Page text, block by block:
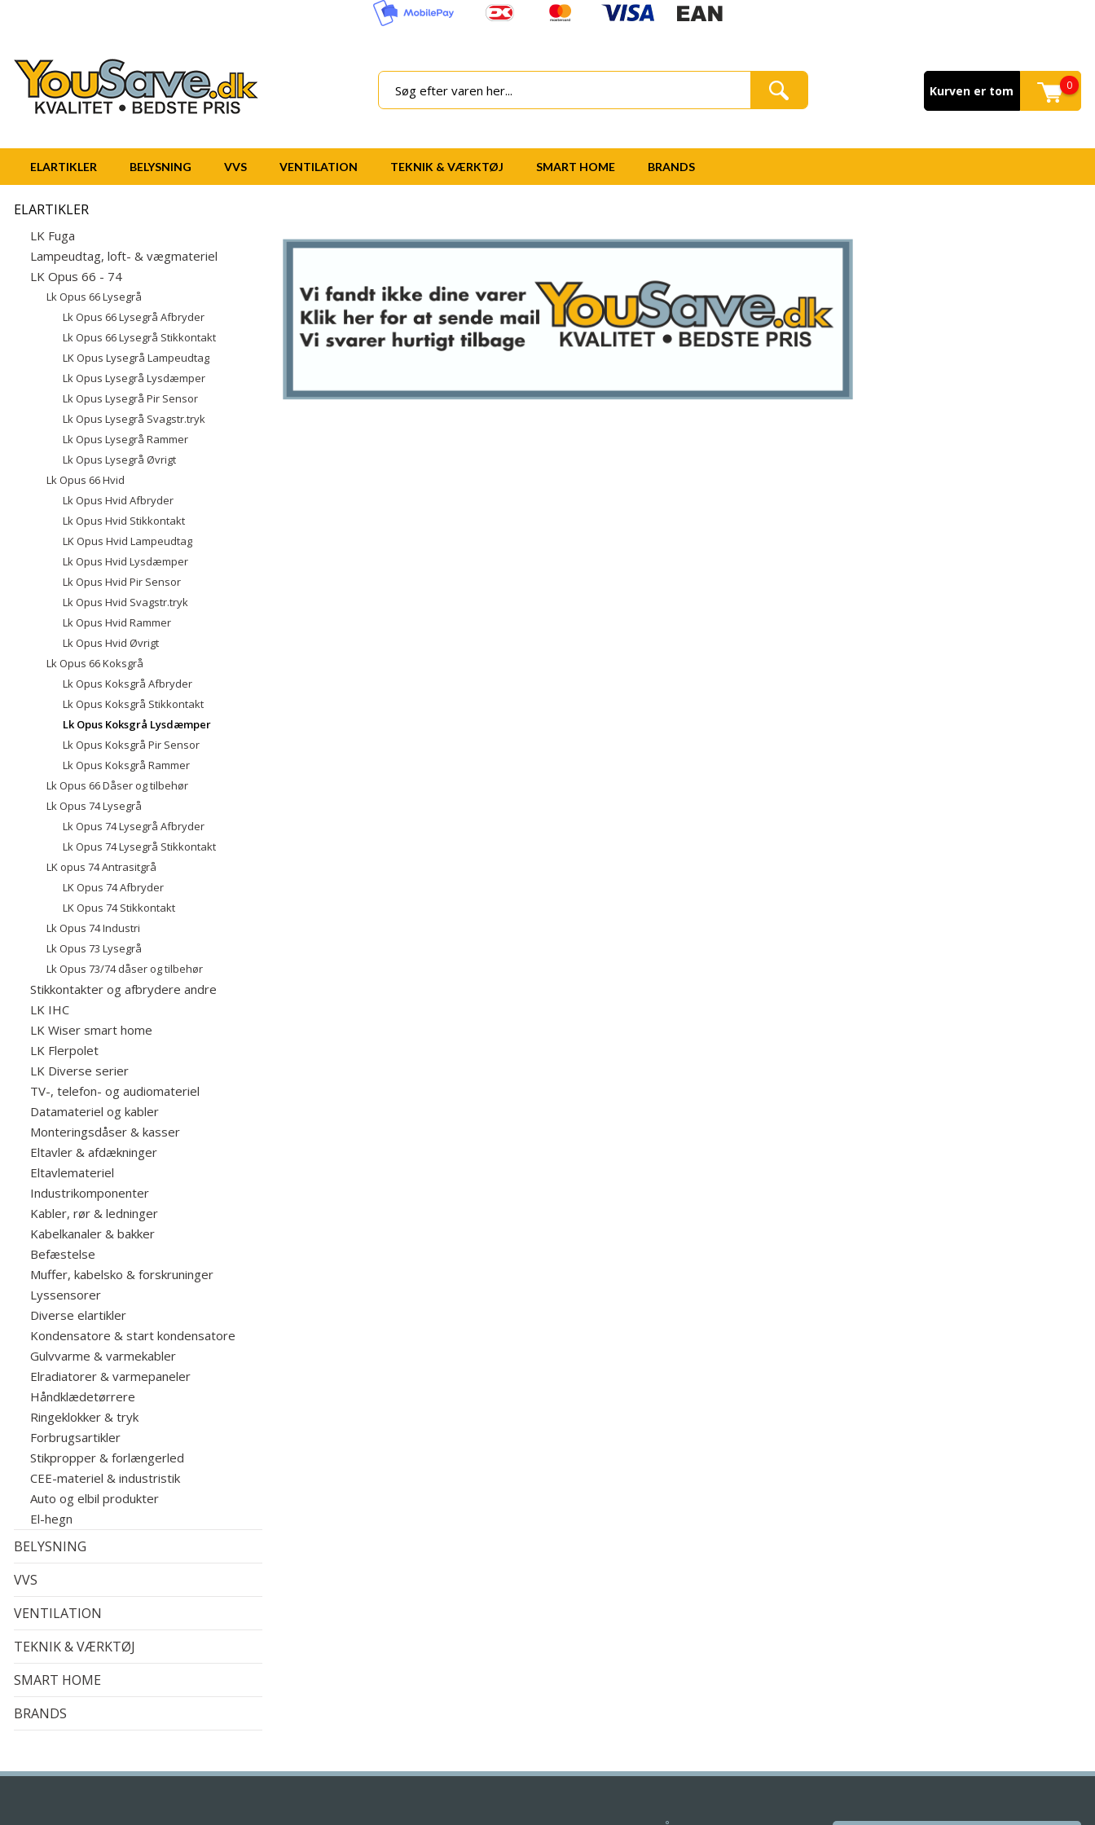
Kurven er tom 0
ELARTIKLER BELYSNING VVS VENTILATION TEKNIK & VÆRKTØJ SMART HOME BRANDS
ELARTIKLER
LK Fuga
Lampeudtag, loft- & vægmateriel
LK Opus 66 - 74
Lk Opus 66 Lysegrå
Lk Opus 66 Lysegrå Afbryder
Lk Opus 66 Lysegrå Stikkontakt
LK Opus Lysegrå Lampeudtag
Lk Opus Lysegrå Lysdæmper
Lk Opus Lysegrå Pir Sensor
Lk Opus Lysegrå Svagstr.tryk
Lk Opus Lysegrå Rammer
Lk Opus Lysegrå Øvrigt
Lk Opus 66 Hvid
Lk Opus Hvid Afbryder
Lk Opus Hvid Stikkontakt
LK Opus Hvid Lampeudtag
Lk Opus Hvid Lysdæmper
Lk Opus Hvid Pir Sensor
Lk Opus Hvid Svagstr.tryk
Lk Opus Hvid Rammer
Lk Opus Hvid Øvrigt
Lk Opus 66 Koksgrå
Lk Opus Koksgrå Afbryder
Lk Opus Koksgrå Stikkontakt
Lk Opus Koksgrå Lysdæmper
Lk Opus Koksgrå Pir Sensor
Lk Opus Koksgrå Rammer
Lk Opus 66 Dåser og tilbehør
Lk Opus 74 Lysegrå
Lk Opus 74 Lysegrå Afbryder
Lk Opus 74 Lysegrå Stikkontakt
LK opus 74 Antrasitgrå
LK Opus 74 Afbryder
LK Opus 74 Stikkontakt
Lk Opus 74 Industri
Lk Opus 73 Lysegrå
Lk Opus 73/74 dåser og tilbehør
Stikkontakter og afbrydere andre
LK IHC
LK Wiser smart home
LK Flerpolet
LK Diverse serier
TV-, telefon- og audiomateriel
Datamateriel og kabler
Monteringsdåser & kasser
Eltavler & afdækninger
Eltavlemateriel
Industrikomponenter
Kabler, rør & ledninger
Kabelkanaler & bakker
Befæstelse
Muffer, kabelsko & forskruninger
Lyssensorer
Diverse elartikler
Kondensatore & start kondensatore
Gulvvarme & varmekabler
Elradiatorer & varmepaneler
Håndklædetørrere
Ringeklokker & tryk
Forbrugsartikler
Stikpropper & forlængerled
CEE-materiel & industristik
Auto og elbil produkter
El-hegn
BELYSNING
VVS
VENTILATION
TEKNIK & VÆRKTØJ
SMART HOME
BRANDS